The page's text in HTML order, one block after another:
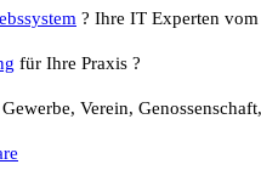
? Ihre IT Experten vom
für Ihre Praxis ?
Verein,